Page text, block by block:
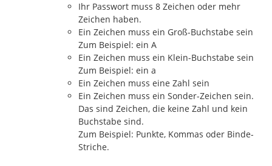
Ihr Passwort muss 8 Zeichen oder mehr
Zeichen haben.
Ein Zeichen muss ein Groß-Buchstabe sein
Zum Beispiel: ein A
Ein Zeichen muss ein Klein-Buchstabe sein
Zum Beispiel: ein a
Ein Zeichen muss eine Zahl sein
Ein Zeichen muss ein Sonder-Zeichen sein.
Das sind Zeichen, die keine Zahl und kein
Buchstabe sind.
Zum Beispiel: Punkte, Kommas oder Binde-
Striche.